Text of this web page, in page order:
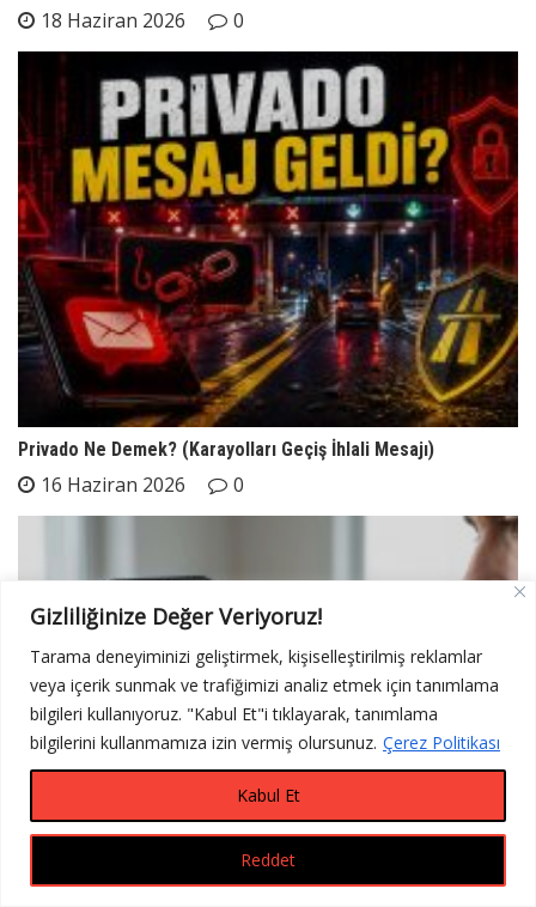
Gizliliğinize Değer Veriyoruz!
Tarama deneyiminizi geliştirmek, kişiselleştirilmiş reklamlar
veya içerik sunmak ve trafiğimizi analiz etmek için tanımlama
bilgileri kullanıyoruz. "Kabul Et"i tıklayarak, tanımlama
bilgilerini kullanmamıza izin vermiş olursunuz. Çerez Politikası
Reddet
Kabul Et
18 Haziran 2026 0
Privado Ne Demek? (Karayolları Geçiş İhlali Mesajı)
16 Haziran 2026 0